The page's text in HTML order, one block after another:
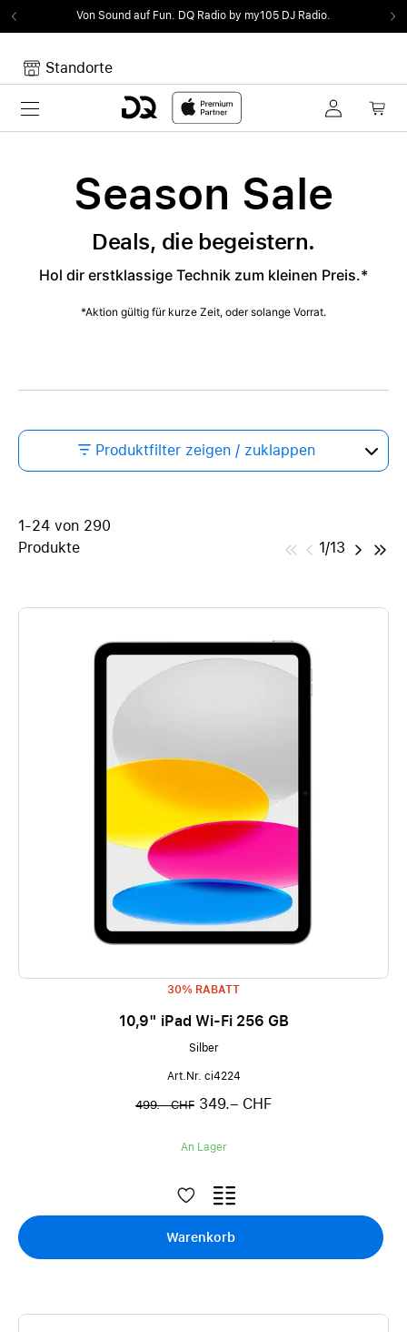
Von Sound auf Fun. DQ Radio by my105 DJ Radio.
Standorte
Toggle navigation
Season Sale
Deals, die begeistern.
Hol dir erstklassige Technik zum kleinen Preis.*
*Aktion gültig für kurze Zeit, oder solange Vorrat.
Produktfilter zeigen / zuklappen
1-24 von 290
Produkte
1/13
30% RABATT
10,9" iPad Wi-Fi 256 GB
Silber
Art.Nr. ci4224
499.– CHF 349.– CHF
An Lager
Warenkorb